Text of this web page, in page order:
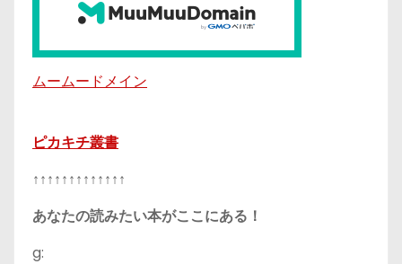
ムームードメイン
ピカキチ叢書
↑↑↑↑↑↑↑↑↑↑↑↑↑
あなたの読みたい本がここにある！
g: